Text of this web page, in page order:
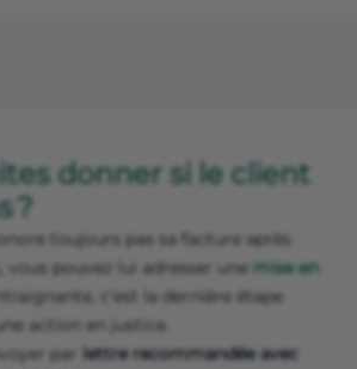
donner si le client
?
toujours pas sa facture après
vous pouvez lui adresser une mise en
c’est la dernière étape
action en justice.
par lettre recommandée avec